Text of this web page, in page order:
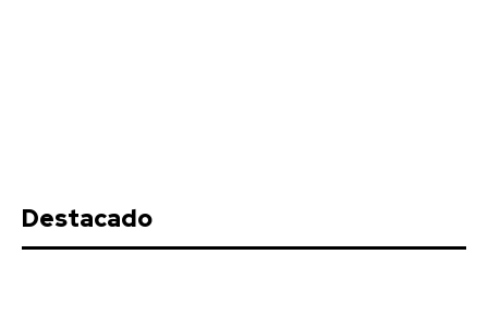
Redacción - Agosto 9, 2026
Destacado